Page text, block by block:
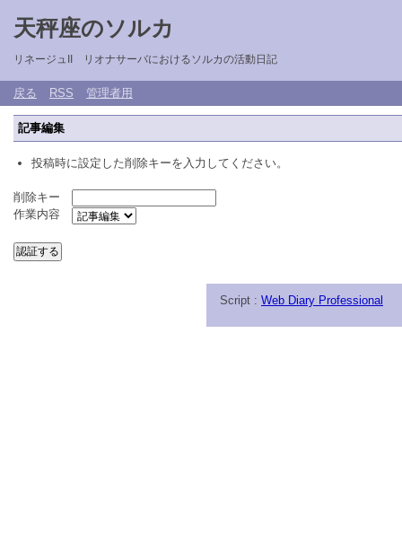
天秤座のソルカ
リネージュII リオナサーバにおけるソルカの活動日記
戻る RSS 管理者用
記事編集
投稿時に設定した削除キーを入力してください。
削除キー
作業内容
Script : Web Diary Professional